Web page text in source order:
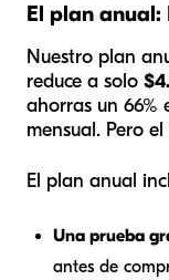
El plan anual:
Nuestro plan
reduce a solo
ahorras un 66%
mensual. Pero
El plan anual
Una prueba
antes de